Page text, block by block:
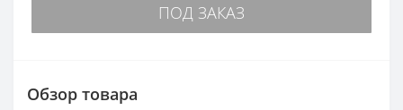
ПОД ЗАКАЗ
Обзор товара